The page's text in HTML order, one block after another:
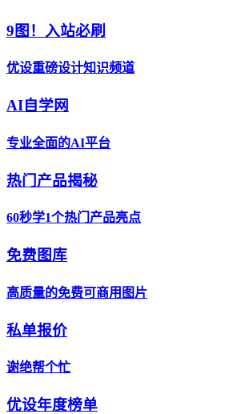
9图！入站必刷
优设重磅设计知识频道
AI自学网
专业全面的AI平台
热门产品揭秘
60秒学1个热门产品亮点
免费图库
高质量的免费可商用图片
私单报价
谢绝帮个忙
优设年度榜单